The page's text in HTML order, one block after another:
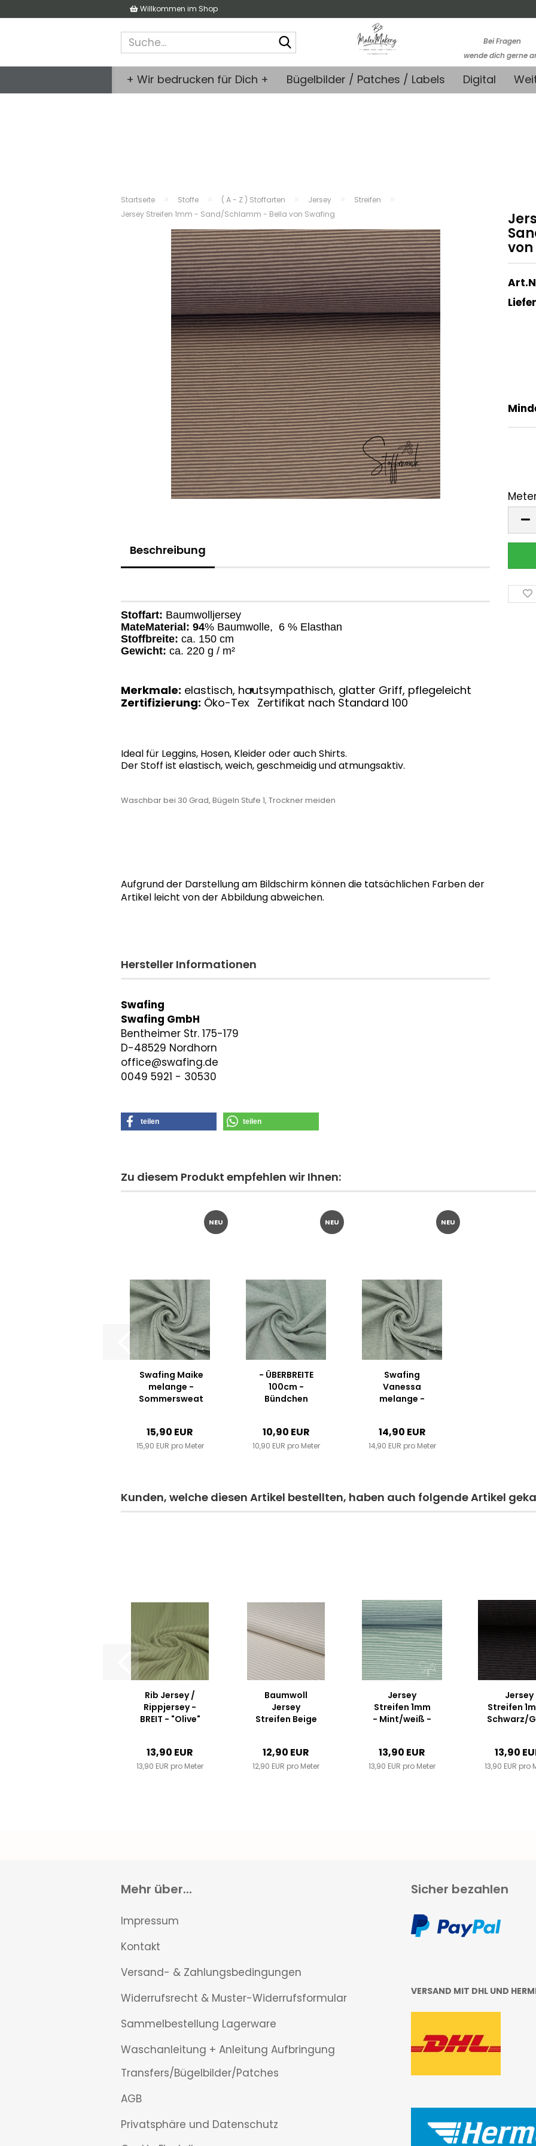
Willkommen im Shop
Bei Fragen
wende dich gerne
-Kein telefonischer
+ Wir bedrucken für Dich + Bügelbilder / Patches / Labels Digital
Startseite Stoffe ( A - Z ) Stoffarten Jersey Streifen
Jersey Streifen 1mm - Sand/Schlamm - Bella von Swafing
Meter
Beschreibung
Stoffart: Baumwolljersey
MateMaterial: 94% Baumwolle, 6 % Elasthan
Stoffbreite: ca. 150 cm
Gewicht: ca. 220 g / m²
Merkmale: elastisch, hautsympathisch, glatter Griff, pflegeleicht
Zertifizierung: Öko-Tex
®
Zertifikat nach Standard 100
Ideal für Leggins, Hosen, Kleider oder auch Shirts.
Der Stoff ist elastisch, weich, geschmeidig und atmungsaktiv.
Waschbar bei 30 Grad, Bügeln Stufe 1, Trockner meiden
Aufgrund der Darstellung am Bildschirm können die tatsächlichen Farben der
Artikel leicht von der Abbildung abweichen.
Hersteller Informationen
Swafing
Swafing GmbH
Bentheimer Str. 175-179
D-48529 Nordhorn
office@swafing.de
0049 5921 - 30530
teilen teilen
Zu diesem Produkt empfehlen wir Ihnen:
NEU
Swafing Maike
melange -
Sommersweat
15,90 EUR
15,90 EUR pro Meter
NEU
- ÜBERBREITE
100cm -
Bündchen
Mint
10,90 EUR
10,90 EUR pro Meter
NEU
Swafing
Vanessa
melange -
14,90 EUR
14,90 EUR pro Meter
Kunden, welche diesen Artikel bestellten, haben auch folgende Artikel
Rib Jersey /
Rippjersey -
BREIT - "Olive"
13,90 EUR
13,90 EUR pro Meter
Baumwoll
Jersey
Streifen Beige
12,90 EUR
12,90 EUR pro Meter
Jersey
Streifen 1mm
- Mint/weiß -
13,90 EUR
13,90 EUR pro Meter
Jersey
Streifen
Schwarz/
13,90
13,90 EUR pro
Mehr über...
Impressum
Kontakt
Versand- & Zahlungsbedingungen
Widerrufsrecht & Muster-Widerrufsformular
Sammelbestellung Lagerware
Waschanleitung + Anleitung Aufbringung
Transfers/Bügelbilder/Patches
AGB
Privatsphäre und Datenschutz
Sicher bezahlen
VERSAND MIT DHL UND